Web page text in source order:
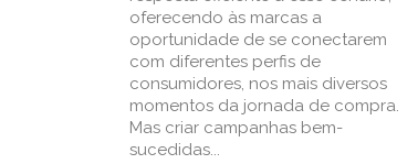
oferecendo às marcas a
oportunidade de se conectarem
com diferentes perfis de
consumidores, nos mais diversos
momentos da jornada de compra.
Mas criar campanhas bem-
sucedidas...